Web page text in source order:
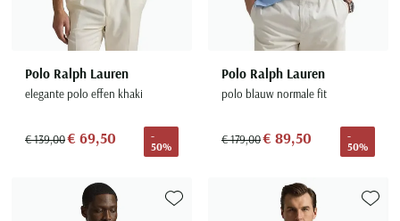
Polo Ralph Lauren
elegante polo effen khaki
€ 139,00€ 69,50
-
50%
Polo Ralph Lauren
polo blauw normale fit
€ 179,00€ 89,50
-
50%